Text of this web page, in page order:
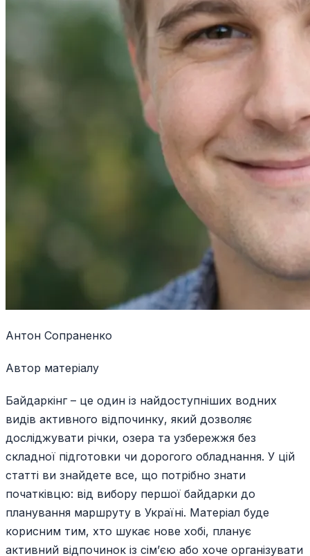
Антон Сопраненко
Автор матеріалу
Байдаркінг – це один із найдоступніших водних
видів активного відпочинку, який дозволяє
досліджувати річки, озера та узбережжя без
складної підготовки чи дорогого обладнання. У цій
статті ви знайдете все, що потрібно знати
початківцю: від вибору першої байдарки до
планування маршруту в Україні. Матеріал буде
корисним тим, хто шукає нове хобі, планує
активний відпочинок із сім’єю або хоче організувати